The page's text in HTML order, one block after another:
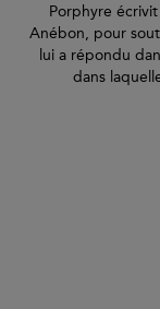
Porphyre
Anébon, pour
lui a répondu
dans